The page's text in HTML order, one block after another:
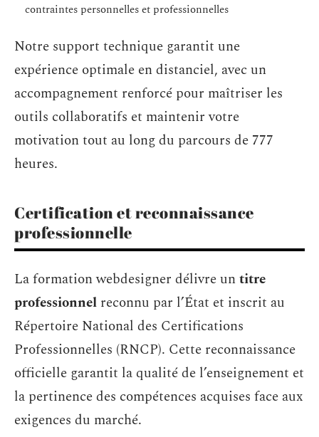
contraintes personnelles et professionnelles
Notre support technique garantit une
expérience optimale en distanciel, avec un
accompagnement renforcé pour maîtriser les
outils collaboratifs et maintenir votre
motivation tout au long du parcours de 777
heures.
Certification et reconnaissance
professionnelle
La formation webdesigner délivre untitre
professionnel reconnu par l’État et inscrit au
Répertoire National des Certifications
Professionnelles (RNCP). Cette reconnaissance
officielle garantit la qualité de l’enseignement et
la pertinence des compétences acquises face aux
exigences du marché.